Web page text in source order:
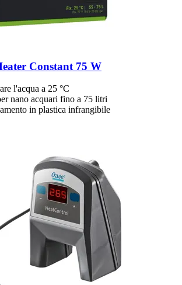
Constant 75 W
l'acqua a 25 °C
nano acquari fino a 75 litri
in plastica infrangibile